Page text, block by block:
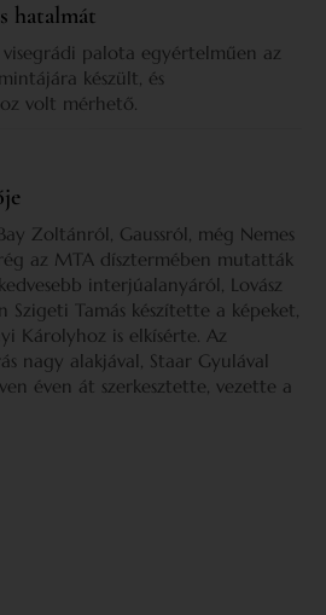
hatalmát
palota egyértelműen az
készült, és
volt mérhető.
Zoltánról, Gaussról, még Nemes
az MTA dísztermében mutatták
interjúalanyáról, Lovász
Szigeti Tamás készítette a képeket,
Károlyhoz is elkísérte. Az
nagy alakjával, Staar Gyulával
éven át szerkesztette, vezette a